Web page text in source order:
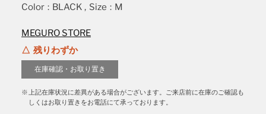
Color : BLACK , Size : M
MEGURO STORE
残りわずか
在庫確認・お取り置き
上記在庫状況に差異がある場合がございます。ご来店前に在庫のご確認も
しくはお取り置きをお電話にて承っております。